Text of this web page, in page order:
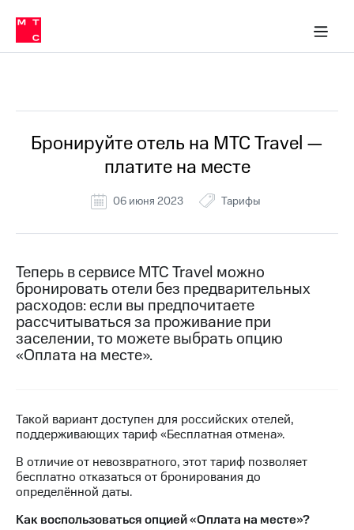
связь
Сервисы и подписки
30% на связь
кабинеты
Мобильная
и
Спутниковое
МТС
Деньги
номер
в МТС
Тарифы
Услуги
Семейная
группа
Заказать
SIM-
карту
в МТС
Услуги
приложение
Мой
МТС
Акции
Скидка 30%
на связь
РИИЛ
и МТС
Супер
дешевле
при
оплате
с карты
Бронируйте отель на МТС Travel —
платите на месте
06 июня 2023 Тарифы
Теперь в сервисе МТС Travel можно
бронировать отели без предварительных
расходов: если вы предпочитаете
рассчитываться за проживание при
заселении, то можете выбрать опцию
«Оплата на месте».
Такой вариант доступен для российских отелей,
поддерживающих тариф «Бесплатная отмена».
В отличие от невозвратного, этот тариф позволяет
бесплатно отказаться от бронирования до
определённой даты.
Как воспользоваться опцией «Оплата на месте»?